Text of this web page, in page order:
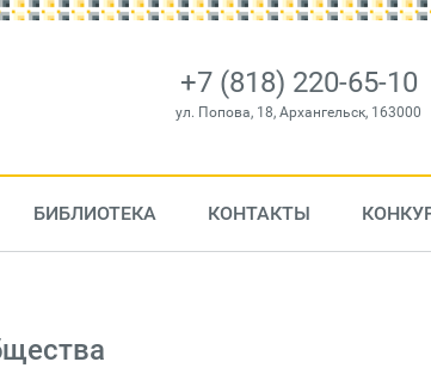
+7 (818) 220-65-10
ул. Попова, 18, Архангельск, 163000
БИБЛИОТЕКА КОНТАКТЫ